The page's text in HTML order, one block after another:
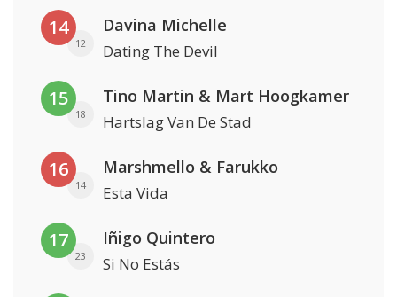
14
12
Davina Michelle
Dating The Devil
15
18
Tino Martin & Mart Hoogkamer
Hartslag Van De Stad
16
14
Marshmello & Farukko
Esta Vida
17
23
Iñigo Quintero
Si No Estás